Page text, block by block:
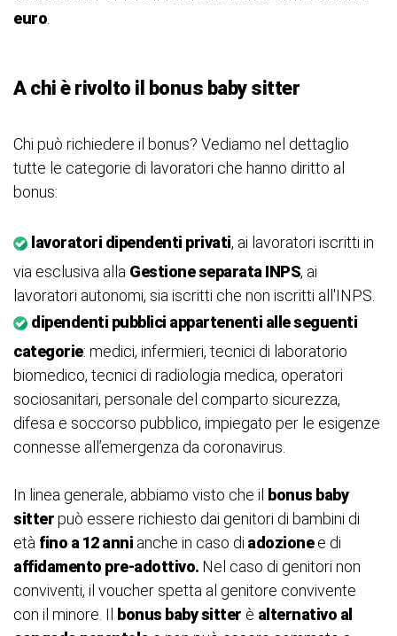
euro
A chi è rivolto il bonus baby sitter
Chi può richiedere il bonus? Vediamo nel dettaglio
tutte le categorie di lavoratori che hanno diritto al
bonus:
lavoratori dipendenti privati, ai lavoratori iscritti in
via esclusiva alla Gestione separata INPS, ai
lavoratori autonomi, sia iscritti che non iscritti all'INPS.
dipendenti pubblici appartenenti alle seguenti
categorie: medici, infermieri, tecnici di laboratorio
biomedico, tecnici di radiologia medica, operatori
sociosanitari, personale del comparto sicurezza,
difesa e soccorso pubblico, impiegato per le esigenze
connesse all’emergenza da coronavirus.
In linea generale, abbiamo visto che il bonus baby
sitterpuò essere richiesto dai genitori di bambini di
età fino a 12 anni anche in caso di adozionee di
affidamento pre-adottivo. Nel caso di genitori non
conviventi, il voucher spetta al genitore convivente
con il minore. Il bonus baby sitter è alternativo al